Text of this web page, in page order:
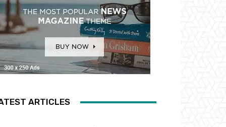
ARTICLES